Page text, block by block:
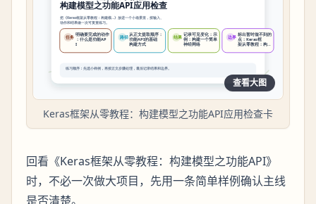
查看大图
Keras框架从零教程：构建模型之功能API应用检查卡
回看《Keras框架从零教程：构建模型之功能API》
时，不必一次做大项目，先用一条简单样例确认主线
是否清楚。